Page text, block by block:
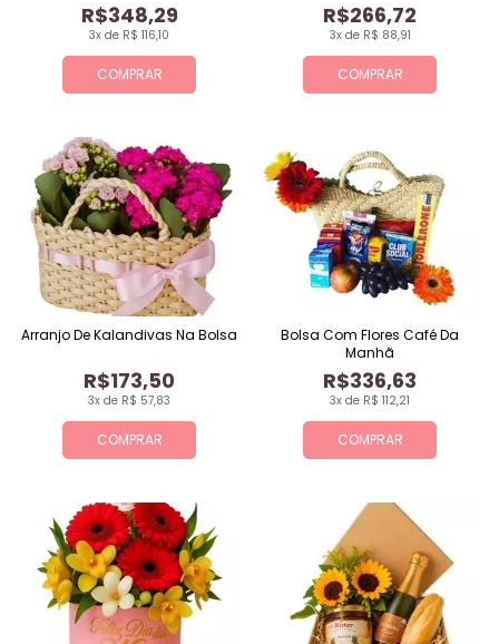
COMPRAR
3x de R$ 116,10
R$348,29
COMPRAR
3x de R$ 88,91
R$266,72
COMPRAR
3x de R$ 57,83
R$173,50
Arranjo De Kalandivas Na Bolsa
COMPRAR
3x de R$ 112,21
R$336,63
Bolsa Com Flores Café Da
Manhã